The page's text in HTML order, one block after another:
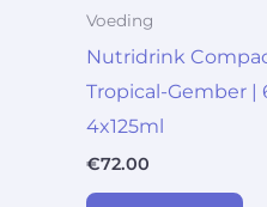
Voeding
Nutridrink
Tropical-Gember |
4x125ml
€72.00